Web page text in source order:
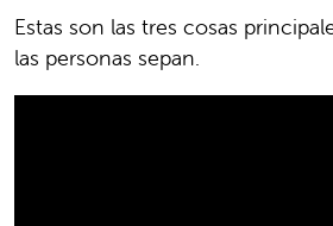
Estas son las tres cosas
las personas sepan.